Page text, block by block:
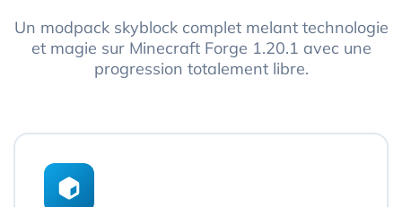
Un modpack skyblock complet melant technologie
et magie sur Minecraft Forge 1.20.1 avec une
progression totalement libre.